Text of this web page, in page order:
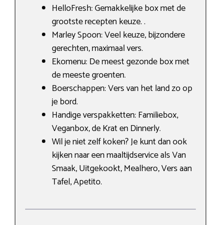
HelloFresh: Gemakkelijke box met de
grootste recepten keuze. .
Marley Spoon: Veel keuze, bijzondere
gerechten, maximaal vers.
Ekomenu: De meest gezonde box met
de meeste groenten.
Boerschappen: Vers van het land zo op
je bord.
Handige verspakketten: Familiebox,
Veganbox, de Krat en Dinnerly.
Wil je niet zelf koken? Je kunt dan ook
kijken naar een maaltijdservice als Van
Smaak, Uitgekookt, Mealhero, Vers aan
Tafel, Apetito.